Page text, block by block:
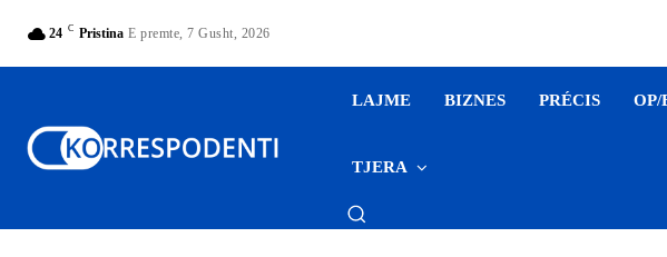
24 C Pristina E premte, 7 Gusht, 2026
LAJME BIZNES PRÉCIS OP/
TJERA